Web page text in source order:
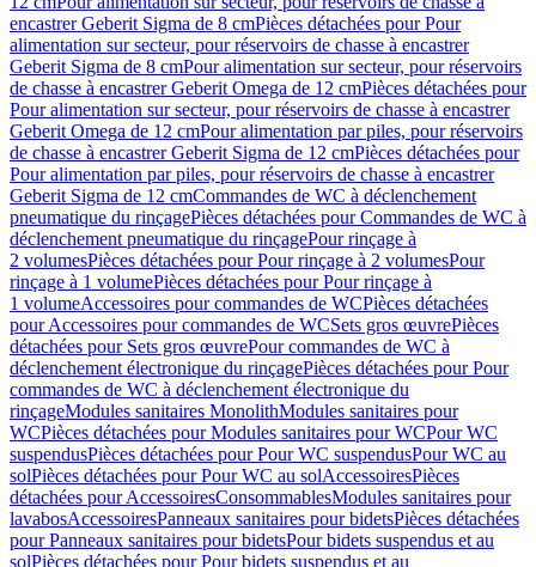
encastrer Geberit Sigma de 8 cmPièces détachées pour Pour
alimentation sur secteur, pour réservoirs de chasse à encastrer
Geberit Sigma de 8 cmPour alimentation sur secteur, pour réservoirs
de chasse à encastrer Geberit Omega de 12 cmPièces détachées pour
Pour alimentation sur secteur, pour réservoirs de chasse à encastrer
Geberit Omega de 12 cmPour alimentation par piles, pour réservoirs
de chasse à encastrer Geberit Sigma de 12 cmPièces détachées pour
Pour alimentation par piles, pour réservoirs de chasse à encastrer
Geberit Sigma de 12 cmCommandes de WC à déclenchement
pneumatique du rinçagePièces détachées pour Commandes de WC à
déclenchement pneumatique du rinçagePour rinçage à
2 volumesPièces détachées pour Pour rinçage à 2 volumesPour
rinçage à 1 volumePièces détachées pour Pour rinçage à
1 volumeAccessoires pour commandes de WCPièces détachées
pour Accessoires pour commandes de WCSets gros œuvrePièces
détachées pour Sets gros œuvrePour commandes de WC à
déclenchement électronique du rinçagePièces détachées pour Pour
commandes de WC à déclenchement électronique du
rinçageModules sanitaires MonolithModules sanitaires pour
WCPièces détachées pour Modules sanitaires pour WCPour WC
suspendusPièces détachées pour Pour WC suspendusPour WC au
solPièces détachées pour Pour WC au solAccessoiresPièces
détachées pour AccessoiresConsommablesModules sanitaires pour
lavabosAccessoiresPanneaux sanitaires pour bidetsPièces détachées
pour Panneaux sanitaires pour bidetsPour bidets suspendus et au
solPièces détachées pour Pour bidets suspendus et au